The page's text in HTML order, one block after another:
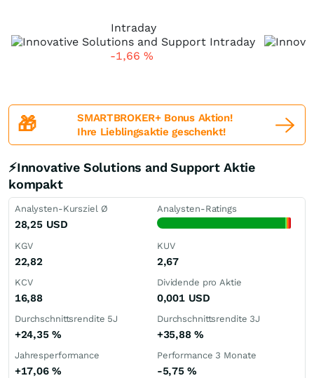
Intraday
-1,66 %
🎁
SMARTBROKER+ Bonus Aktion!
Ihre Lieblingsaktie geschenkt!
⚡Innovative Solutions and Support Aktie
kompakt
Analysten-Kursziel Ø
28,25 USD
Analysten-Ratings
KGV
22,82
KUV
2,67
KCV
16,88
Dividende pro Aktie
0,001 USD
Durchschnittsrendite 5J
+24,35 %
Durchschnittsrendite 3J
+35,88 %
Jahresperformance
+17,06 %
Performance 3 Monate
-5,75%